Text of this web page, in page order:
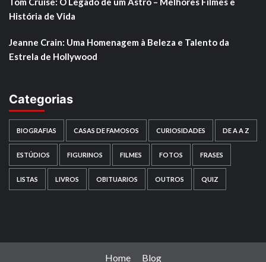
História de Vida
Jeanne Crain: Uma Homenagem à Beleza e Talento da
Estrela de Hollywood
Categorias
BIOGRAFIAS CASAS DE FAMOSOS CURIOSIDADES DE A A Z
ESTÚDIOS FIGURINOS FILMES FOTOS FRASES
LISTAS LIVROS OBITUARIOS OUTROS QUIZ
Home Blog